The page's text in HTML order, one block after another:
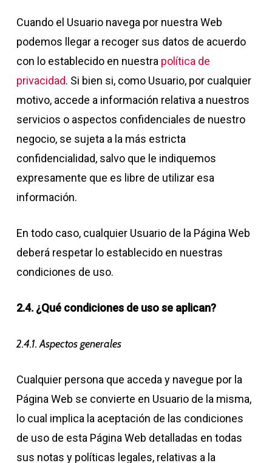
Cuando el Usuario navega por nuestra Web
podemos llegar a recoger sus datos de acuerdo
con lo establecido en nuestra política de
privacidad. Si bien si, como Usuario, por cualquier
motivo, accede a información relativa a nuestros
servicios o aspectos confidenciales de nuestro
negocio, se sujeta a la más estricta
confidencialidad, salvo que le indiquemos
expresamente que es libre de utilizar esa
información.
En todo caso, cualquier Usuario de la Página Web
deberá respetar lo establecido en nuestras
condiciones de uso.
2.4. ¿Qué condiciones de uso se aplican?
2.4.1. Aspectos generales
Cualquier persona que acceda y navegue por la
Página Web se convierte en Usuario de la misma,
lo cual implica la aceptación de las condiciones
de uso de esta Página Web detalladas en todas
sus notas y políticas legales, relativas a la